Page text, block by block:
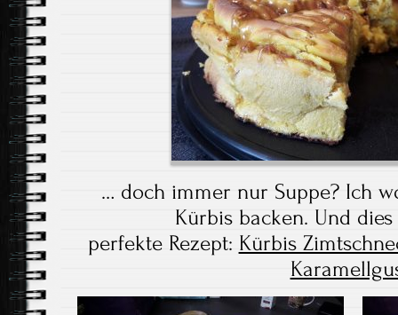
… doch immer nur Suppe? Ich
Kürbis backen. Und
perfekte Rezept: Kürbis